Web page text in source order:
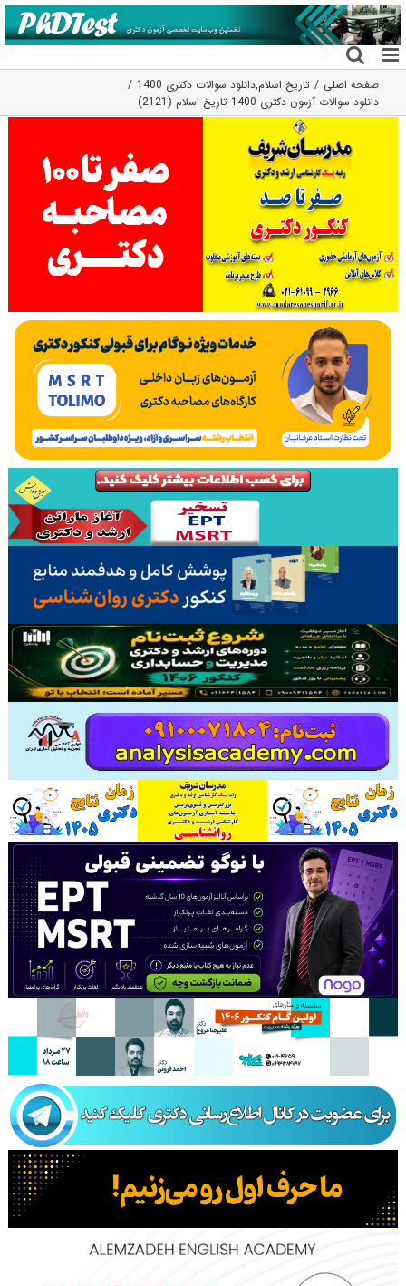
رفتن
به
محتوا
صفحه اصلی تاریخ اسلام,دانلود سوالات دکتری 1400
دانلود سوالات آزمون دکتری 1400 تاریخ اسلام (2121)